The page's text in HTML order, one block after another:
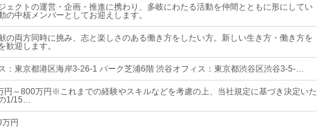
ェクトの運営・企画・推進に携わり、多岐にわたる活動を仲間とともに形にしてい
の中核メンバーとしてお迎えします。
の両方同時に挑み、志と楽しさのある働き方をしたい方。新しい生き方・働き方を
歓迎します。
：東京都港区海岸3-26-1 バーク芝浦6階 渋谷オフィス：東京都渋谷区渋谷3-5-…
円～800万円※これまでの経験やスキルなどを考慮の上、当社規定に基づき決定いた
1/15…
円